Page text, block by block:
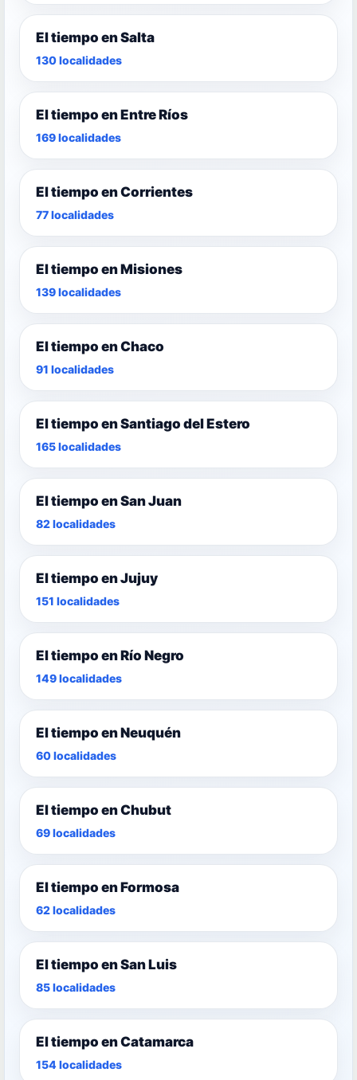
El tiempo en Salta
130 localidades
El tiempo en Entre Ríos
169 localidades
El tiempo en Corrientes
77 localidades
El tiempo en Misiones
139 localidades
El tiempo en Chaco
91 localidades
El tiempo en Santiago del Estero
165 localidades
El tiempo en San Juan
82 localidades
El tiempo en Jujuy
151 localidades
El tiempo en Río Negro
149 localidades
El tiempo en Neuquén
60 localidades
El tiempo en Chubut
69 localidades
El tiempo en Formosa
62 localidades
El tiempo en San Luis
85 localidades
El tiempo en Catamarca
154 localidades